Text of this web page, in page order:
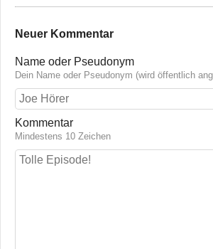
Neuer Kommentar
Name oder Pseudonym
Dein Name oder Pseudonym (wird öffentlich
Kommentar
Mindestens 10 Zeichen